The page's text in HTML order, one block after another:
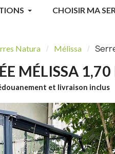
CHOISIR MA
Natura Mélissa
MÉLISSA 1,70
et livraison inclus